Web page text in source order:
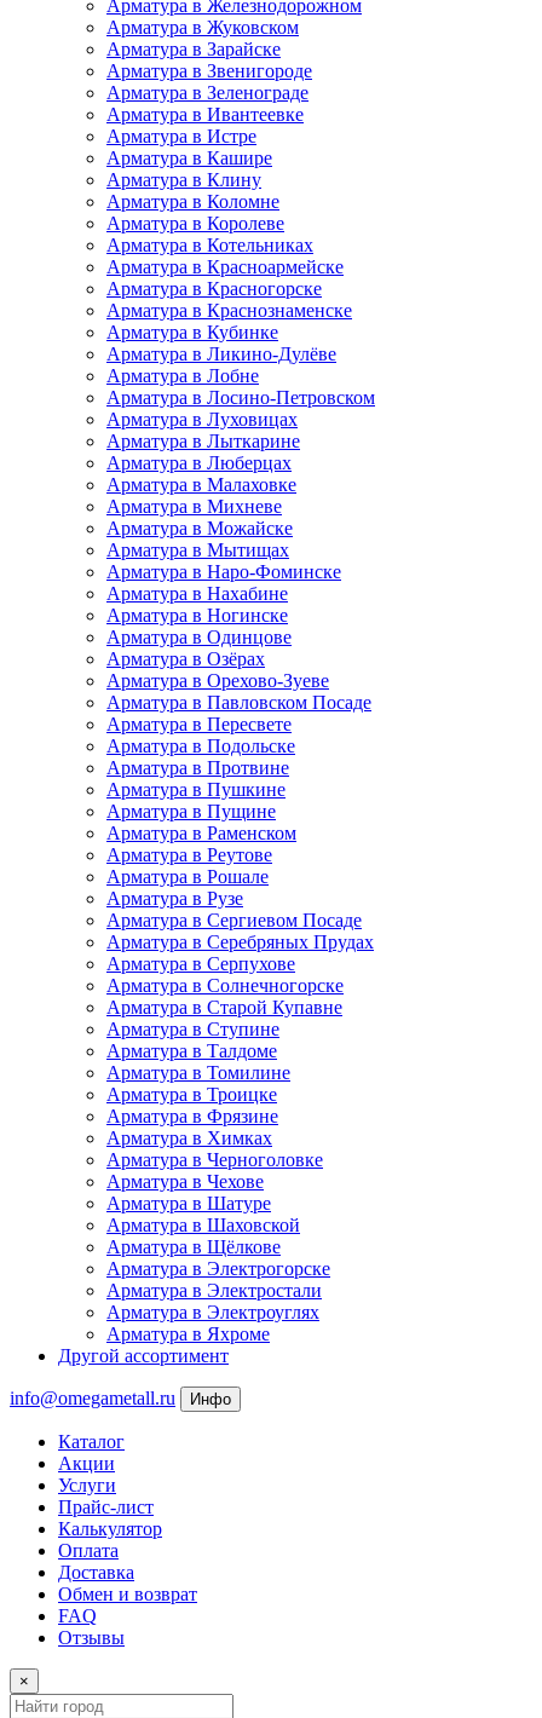
Арматура в Железнодорожном
Арматура в Жуковском
Арматура в Зарайске
Арматура в Звенигороде
Арматура в Зеленограде
Арматура в Ивантеевке
Арматура в Истре
Арматура в Кашире
Арматура в Клину
Арматура в Коломне
Арматура в Королеве
Арматура в Котельниках
Арматура в Красноармейске
Арматура в Красногорске
Арматура в Краснознаменске
Арматура в Кубинке
Арматура в Ликино-Дулёве
Арматура в Лобне
Арматура в Лосино-Петровском
Арматура в Луховицах
Арматура в Лыткарине
Арматура в Люберцах
Арматура в Малаховке
Арматура в Михневе
Арматура в Можайске
Арматура в Мытищах
Арматура в Наро-Фоминске
Арматура в Нахабине
Арматура в Ногинске
Арматура в Одинцове
Арматура в Озёрах
Арматура в Орехово-Зуеве
Арматура в Павловском Посаде
Арматура в Пересвете
Арматура в Подольске
Арматура в Протвине
Арматура в Пушкине
Арматура в Пущине
Арматура в Раменском
Арматура в Реутове
Арматура в Рошале
Арматура в Рузе
Арматура в Сергиевом Посаде
Арматура в Серебряных Прудах
Арматура в Серпухове
Арматура в Солнечногорске
Арматура в Старой Купавне
Арматура в Ступине
Арматура в Талдоме
Арматура в Томилине
Арматура в Троицке
Арматура в Фрязине
Арматура в Химках
Арматура в Черноголовке
Арматура в Чехове
Арматура в Шатуре
Арматура в Шаховской
Арматура в Щёлкове
Арматура в Электрогорске
Арматура в Электростали
Арматура в Электроуглях
Арматура в Яхроме
Другой ассортимент
info@omegametall.ru Инфо
Каталог
Акции
Услуги
Прайс-лист
Калькулятор
Оплата
Доставка
Обмен и возврат
FAQ
Отзывы
×